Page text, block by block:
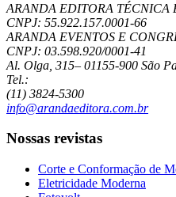
ARANDA EDITORA TÉCNICA
CNPJ: 55.922.157.0001-66
ARANDA EVENTOS E
CNPJ: 03.598.920/0001-41
Al. Olga, 315– 01155-900 São
Tel.:
(11) 3824-5300
info@arandaeditora.com.br
Nossas revistas
Corte e Conformação de
Eletricidade Moderna